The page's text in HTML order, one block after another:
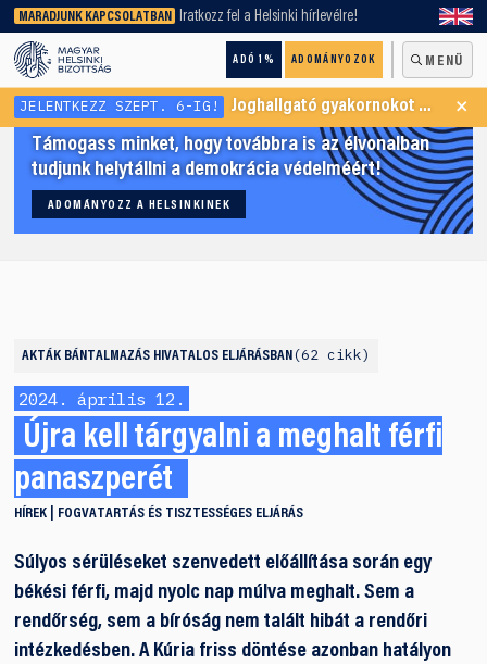
MARADJUNK KAPCSOLATBAN Iratkozz fel a Helsinki hírlevélre!
ADÓ 1% ADOMÁNYOZOK MENÜ
keresőnket!
JELENTKEZZ SZEPT. 6-IG! Joghallgató gyakornokot keresünk Menekültügyi Programunkba ×
Támogass minket, hogy továbbra is az élvonalban
tudjunk helytállni a demokrácia védelméért!
ADOMÁNYOZZ A HELSINKINEK
AKTÁK BÁNTALMAZÁS HIVATALOS ELJÁRÁSBAN 62 cikk
2024. április 12.
Újra kell tárgyalni a meghalt férfi
panaszperét
HÍREK FOGVATARTÁS ÉS TISZTESSÉGES ELJÁRÁS
Súlyos sérüléseket szenvedett előállítása során egy
békési férfi, majd nyolc nap múlva meghalt. Sem a
rendőrség, sem a bíróság nem talált hibát a rendőri
intézkedésben. A Kúria friss döntése azonban hatályon